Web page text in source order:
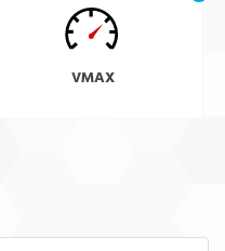
VMAX